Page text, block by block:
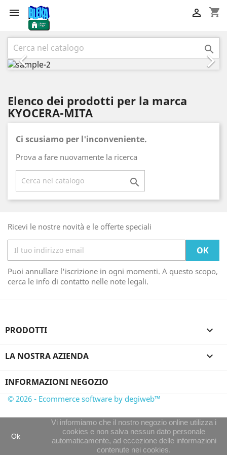
 shopping_cart



Precedente

Elenco dei prodotti per la marca
KYOCERA-MITA
Ci scusiamo per l'inconveniente.
Prova a fare nuovamente la ricerca

Ricevi le nostre novità e le offerte speciali
Puoi annullare l'iscrizione in ogni momenti. A questo scopo,
cerca le info di contatto nelle note legali.
PRODOTTI 
LA NOSTRA AZIENDA 
INFORMAZIONI NEGOZIO
Ok
Vi informiamo che il nostro negozio online utilizza i
cookies e non salva nessun dato personale
automaticamente, ad eccezione delle informazioni
contenute nei cookies.
© 2026 - Ecommerce software by degiweb™